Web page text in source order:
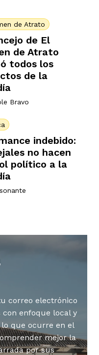
de Atrato
de El
de Atrato
todos los
de la
Bravo
indebido:
no hacen
político a la
correo electrónico
con enfoque local y
que ocurre en el
mejor la
por sus